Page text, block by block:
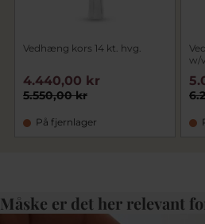
Vedhæng kors 14 kt. hvg.
5.550,00 kr
4.440,00 kr
På fjernlager
w/
Måske er det her relevant